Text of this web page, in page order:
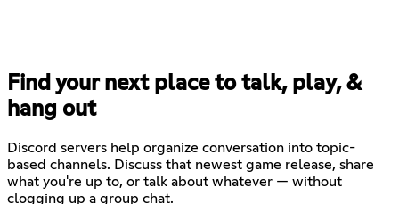
Find your next place to talk, play, &
hang out
Discord servers help organize conversation into topic-
based channels. Discuss that newest game release, share
what you're up to, or talk about whatever — without
clogging up a group chat.